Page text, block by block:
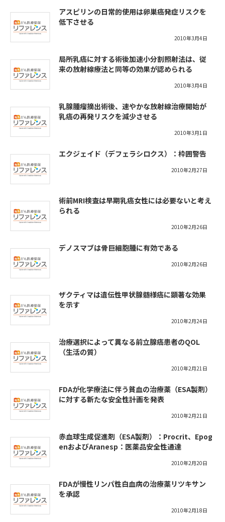
アスピリンの日常的使用は卵巣癌発症リスクを
低下させる
2010年3月4日
局所乳癌に対する術後加速小分割照射法は、従
来の放射線療法と同等の効果が認められる
2010年3月4日
乳腺腫瘤摘出術後、速やかな放射線治療開始が
乳癌の再発リスクを減少させる
2010年3月1日
エクジェイド（デフェラシロクス）：枠囲警告
2010年2月27日
術前MRI検査は早期乳癌女性には必要ないと考え
られる
2010年2月26日
デノスマブは骨巨細胞腫に有効である
2010年2月26日
ザクティマは遺伝性甲状腺髄様癌に顕著な効果
を示す
2010年2月24日
治療選択によって異なる前立腺癌患者のQOL
（生活の質）
2010年2月21日
FDAが化学療法に伴う貧血の治療薬（ESA製剤）
に対する新たな安全性計画を発表
2010年2月21日
赤血球生成促進剤（ESA製剤）：Procrit、Epog
enおよびAranesp：医薬品安全性通達
2010年2月20日
FDAが慢性リンパ性白血病の治療薬リツキサン
を承認
2010年2月18日